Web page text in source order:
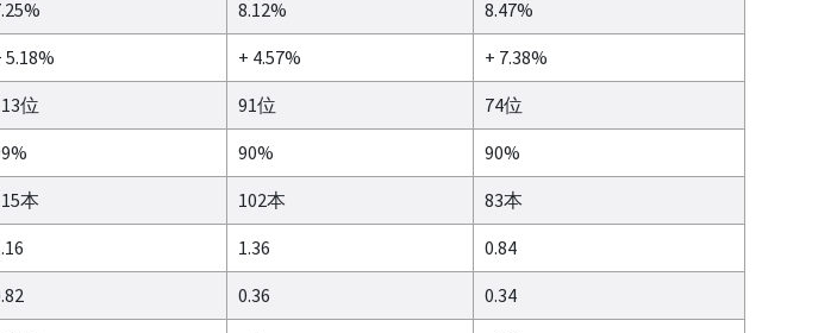
8.12%
8.47%
5.18% + 4.57%
+ 7.38%
位 91位
74位
90%
90%
本 102本
83本
1.36
0.84
0.36
0.34